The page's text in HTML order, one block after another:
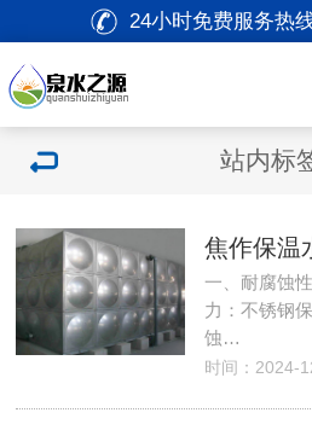
24小时免费服务热线
站内标
一、耐腐蚀
力：不锈钢
蚀…
时间：2024-